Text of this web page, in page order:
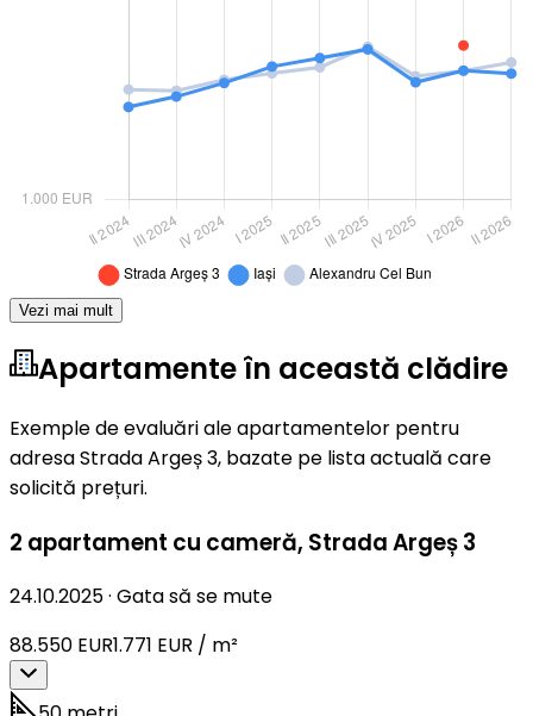
Vezi mai mult
Apartamente în această clădire
Exemple de evaluări ale apartamentelor pentru
adresa Strada Argeș 3, bazate pe lista actuală care
solicită prețuri.
2 apartament cu cameră, Strada Argeș 3
24.10.2025· Gata să se mute
88.550 EUR1.771 EUR / m²